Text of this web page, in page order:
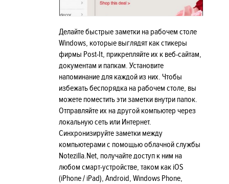
Делайте быстрые заметки на рабочем столе
Windows, которые выглядят как стикеры
фирмы Post-It, прикрепляйте их к веб-сайтам,
документам и папкам. Установите
напоминание для каждой из них. Чтобы
избежать беспорядка на рабочем столе, вы
можете поместить эти заметки внутри папок.
Отправляйте их на другой компьютер через
локальную сеть или Интернет.
Синхронизируйте заметки между
компьютерами с помощью облачной службы
Notezilla.Net, получайте доступ к ним на
любом смарт-устройстве, таком как iOS
(iPhone / iPad), Android, Windows Phone,